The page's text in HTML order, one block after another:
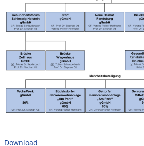
Download